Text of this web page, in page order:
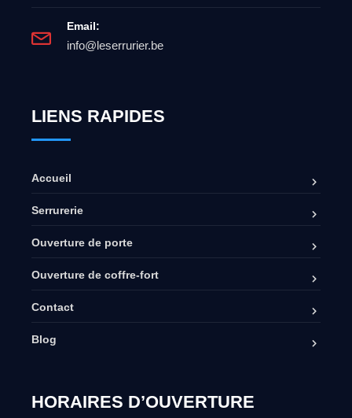
Email:
info@leserrurier.be
LIENS RAPIDES
Accueil
Serrurerie
Ouverture de porte
Ouverture de coffre-fort
Contact
Blog
HORAIRES D’OUVERTURE